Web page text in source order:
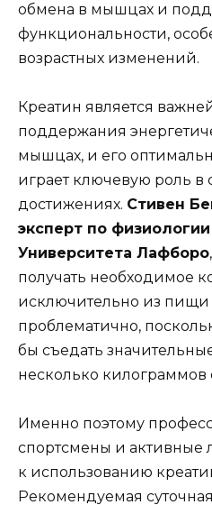
обмена в мышцах и
функциональности,
возрастных изменений.
Креатин является
поддержания
мышцах, и его
играет ключевую роль в
достижениях. Стивен
эксперт по
Университета Лафборо
получать необходимое
исключительно из пищи
проблематично,
бы съедать
несколько
Именно поэтому
спортсмены и активные
к использованию
Рекомендуемая